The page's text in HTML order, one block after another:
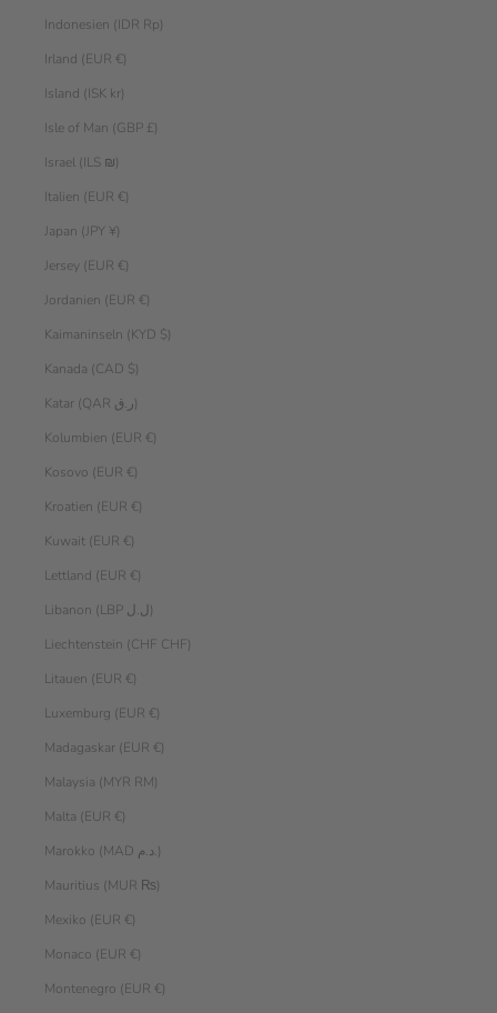
Indonesien (IDR Rp)
Irland (EUR €)
Island (ISK kr)
Isle of Man (GBP £)
Israel (ILS ₪)
Italien (EUR €)
Japan (JPY ¥)
Jersey (EUR €)
Jordanien (EUR €)
Kaimaninseln (KYD $)
Kanada (CAD $)
Katar (QAR ر.ق)
Kolumbien (EUR €)
Kosovo (EUR €)
Kroatien (EUR €)
Kuwait (EUR €)
Lettland (EUR €)
Libanon (LBP ل.ل)
Liechtenstein (CHF CHF)
Litauen (EUR €)
Luxemburg (EUR €)
Madagaskar (EUR €)
Malaysia (MYR RM)
Malta (EUR €)
Marokko (MAD د.م.)
Mauritius (MUR ₨)
Mexiko (EUR €)
Monaco (EUR €)
Montenegro (EUR €)